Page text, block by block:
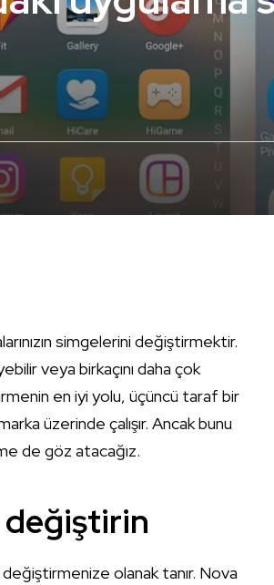
simgelerini değiştirmektir.
veya birkaçını daha çok
en iyi yolu, üçüncü taraf bir
üzerinde çalışır. Ancak bunu
de göz atacağız.
değiştirin
olanak tanır. Nova